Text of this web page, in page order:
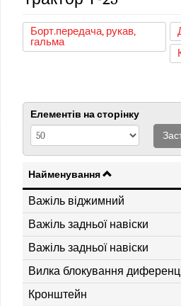
Борт.передача, рукав,
гальма
Елементів на сторінку
Найменування
Важіль віджимний
Важіль задньої навіски
Важіль задньої навіски
Вилка блокування
Кронштейн